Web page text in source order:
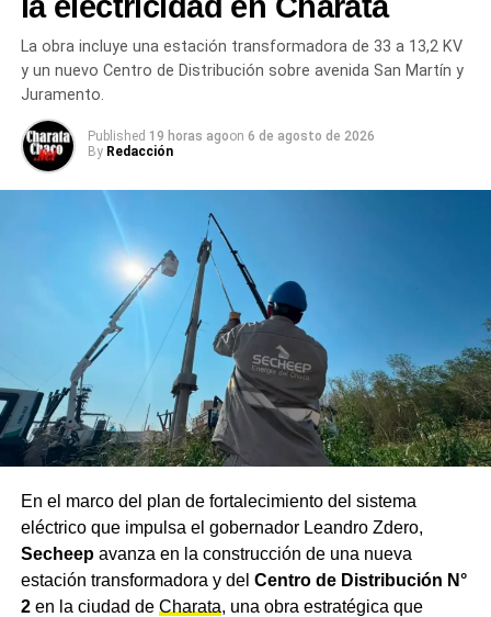
Másnoticias de CharataenCharataChaco.Net.
La obra incluye una estación transformadora de 33 a 13,2 KV
y un nuevo Centro de Distribución sobre avenida San Martín y
Juramento.
Published 19 horas agoon 6 de agosto de 2026
By Redacción
En el marco del plan de fortalecimiento del sistema
eléctrico que impulsa el gobernador Leandro Zdero,
Secheepavanza en la construcción de una nueva
estación transformadora y del Centro de Distribución N°
2en la ciudad de Charata, una obra estratégica que